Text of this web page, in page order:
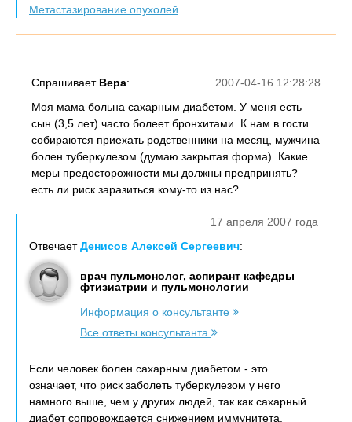
Метастазирование опухолей
2007-04-16 12:28:28
Спрашивает Вера:
Моя мама больна сахарным диабетом. У меня есть
сын (3,5 лет) часто болеет бронхитами. К нам в гости
собираются приехать родственники на месяц, мужчина
болен туберкулезом (думаю закрытая форма). Какие
меры предосторожности мы должны предпринять?
есть ли риск заразиться кому-то из нас?
17 апреля 2007 года
ОтвечаетДенисов Алексей Сергеевич:
врач пульмонолог, аспирант кафедры
фтизиатрии и пульмонологии
Информация о консультанте
Все ответы консультанта
Если человек болен сахарным диабетом - это
означает, что риск заболеть туберкулезом у него
намного выше, чем у других людей, так как сахарный
диабет сопровождается снижением иммунитета.